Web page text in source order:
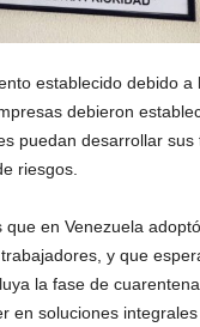
establecido debido a
debieron
puedan desarrollar
riesgos.
que en Venezuela
y que
la fase de
en soluciones